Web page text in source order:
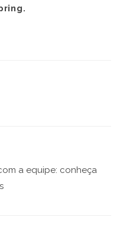
a equipe: conheça